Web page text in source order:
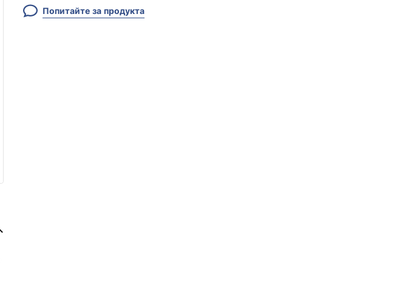
Попитайте за продукта